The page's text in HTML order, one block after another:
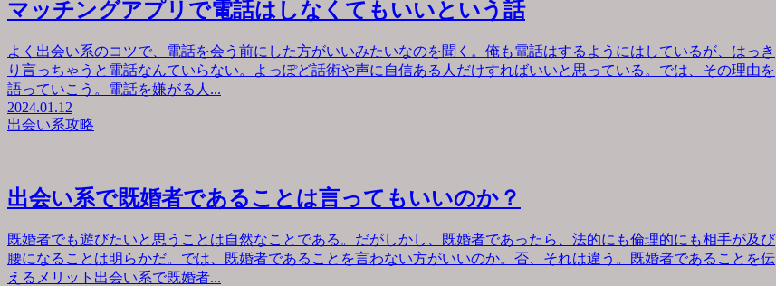
マッチングアプリで電話はしなくてもいいという話
よく出会い系のコツで、電話を会う前にした方がいいみたいなのを聞く。俺も電話はするようにはしているが、はっき
り言っちゃうと電話なんていらない。よっぽど話術や声に自信ある人だけすればいいと思っている。では、その理由を
語っていこう。電話を嫌がる人...
2024.01.12
出会い系攻略
出会い系で既婚者であることは言ってもいいのか？
既婚者でも遊びたいと思うことは自然なことである。だがしかし、既婚者であったら、法的にも倫理的にも相手が及び
腰になることは明らかだ。では、既婚者であることを言わない方がいいのか。否、それは違う。既婚者であることを伝
えるメリット出会い系で既婚者...